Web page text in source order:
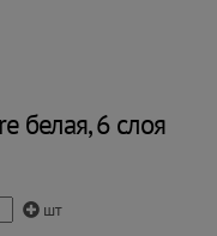
белая, 6 слоя
шт